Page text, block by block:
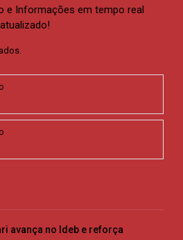
e Informações em tempo real
avança no Ideb e reforça